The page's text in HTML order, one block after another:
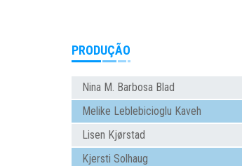
PRODUÇÃO
Nina M. Barbosa Blad
Melike Leblebicioglu Kaveh
Lisen Kjørstad
Kjersti Solhaug